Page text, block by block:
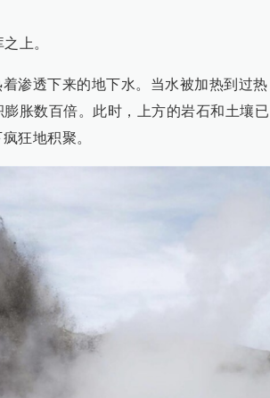
上。
渗透下来的地下水。当水被加热到过热
胀数百倍。此时，上方的岩石和土壤已
狂地积聚。